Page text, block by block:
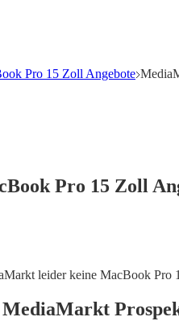
Pro 15 Zoll Angebote
Pro 15 Zoll
leider keine MacBook Pro